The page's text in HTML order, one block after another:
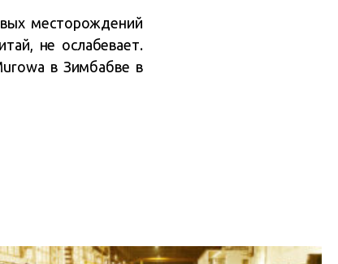
месторождений
не ослабевает.
в Зимбабве в